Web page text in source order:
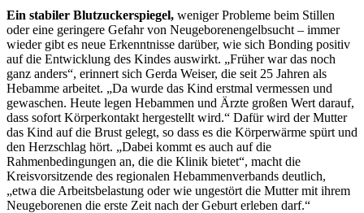
Ein stabiler Blutzuckerspiegel, weniger Probleme beim Stillen
oder eine geringere Gefahr von Neugeborenengelbsucht – immer
wieder gibt es neue Erkenntnisse darüber, wie sich Bonding positiv
auf die Entwicklung des Kindes auswirkt. „Früher war das noch
ganz anders“, erinnert sich Gerda Weiser, die seit 25 Jahren als
Hebamme arbeitet. „Da wurde das Kind erstmal vermessen und
gewaschen. Heute legen Hebammen und Ärzte großen Wert darauf,
dass sofort Körperkontakt hergestellt wird.“ Dafür wird der Mutter
das Kind auf die Brust gelegt, so dass es die Körperwärme spürt und
den Herzschlag hört. „Dabei kommt es auch auf die
Rahmenbedingungen an, die die Klinik bietet“, macht die
Kreisvorsitzende des regionalen Hebammenverbands deutlich,
„etwa die Arbeitsbelastung oder wie ungestört die Mutter mit ihrem
Neugeborenen die erste Zeit nach der Geburt erleben darf.“